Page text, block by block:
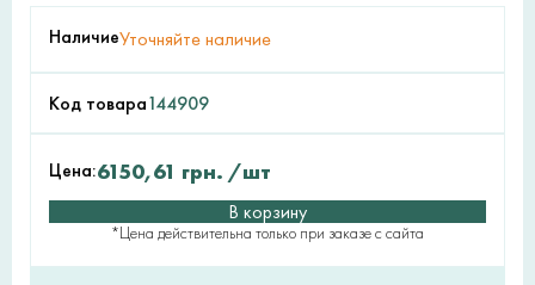
НаличиеУточняйте наличие
Код товара144909
Цена:6150,61 грн. /шт
В корзину
*Цена действительна только при заказе с сайта